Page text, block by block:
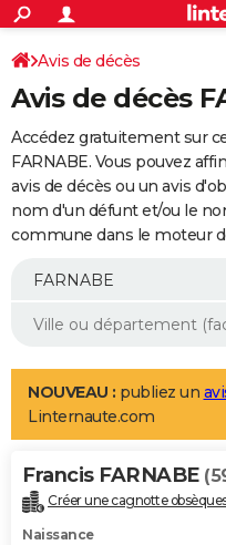
ACTUALITÉS
Politique
Société
Faits Divers
Education
Monde
Villes
+
SPORT
Coupe du monde 2026
Football
Tennis
Cyclisme
Rugby
Forum
Programme TV
TNT
Streaming
Cinéma
Sorties cinéma
Musique
+
FINANCE
Retraite
Epargne
Immobilier
Risques naturels par ville
Banque
Assurance
AUTO
Essais
Réserver un essai
Citadines
Berlines
SUV
Forum auto
+
Mobiles
Meilleur smartphone
Internet
Ordinateurs
Jeux vidéo
Guide high-tech
Aménagement intérieur
LIFESTYLE
Art de vivre
Bien-être
Loisirs
Mode
Modes de vie
Alimentation
Guide de la santé
Maladies
Médicaments
Sommeil
VOYAGE
Destinations
City break
Voyage nature
Voyage de noces
Forum
Climat
+PHOTO
Avis de décès
Avis de décès
Accédez gratuitement sur
FARNABE. Vous pouvez
avis de décès ou un avis
nom d'un défunt et/ou le
commune dans le moteur
NOUVEAU : publiez un
Linternaute.com
Francis FARNABE
Créer une cagnotte
Naissance